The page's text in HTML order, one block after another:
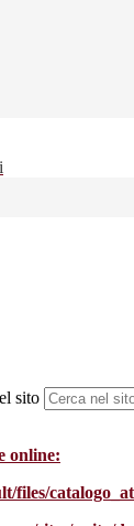
sito
online:
files/